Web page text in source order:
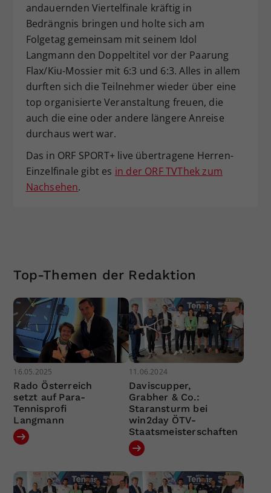
andauernden Viertelfinale kräftig in
Bedrängnis bringen und holte sich am
Folgetag gemeinsam mit seinem Idol
Langmann den Doppeltitel vor der Paarung
Flax/Kiu-Mossier mit 6:3 und 6:3. Alles in allem
durften sich die Teilnehmer wieder über eine
top organisierte Veranstaltung freuen, die
auch die eine oder andere längere Anreise
durchaus wert war.
Das in ORF SPORT+ live übertragene Herren-
Einzelfinale gibt es in der ORF TVThek zum
Nachsehen.
Top-Themen der Redaktion
16.05.2025
Rado Österreich
setzt auf Para-
Tennisprofi
Langmann
11.06.2024
Daviscupper,
Grabher & Co.:
Staransturm bei
win2day ÖTV-
Staatsmeisterschaften